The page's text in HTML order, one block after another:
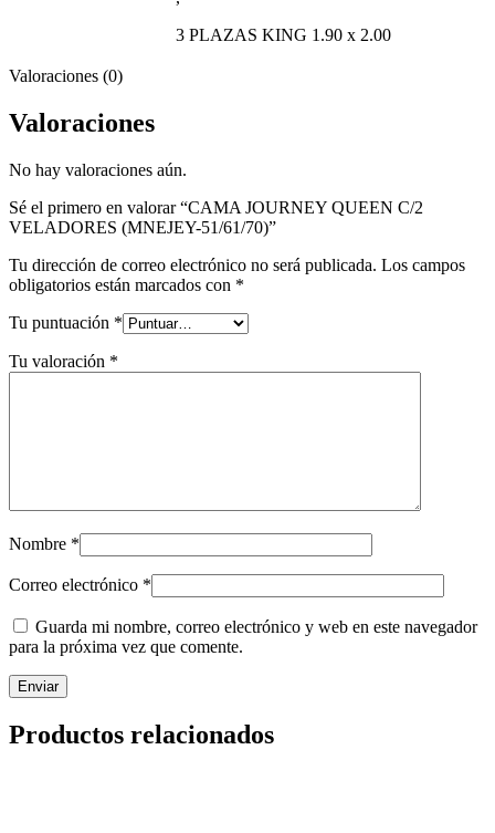
3 PLAZAS KING 1.90 x 2.00
Valoraciones (0)
Valoraciones
No hay valoraciones aún.
Sé el primero en valorar “CAMA JOURNEY QUEEN C/2
VELADORES (MNEJEY-51/61/70)”
Tu dirección de correo electrónico no será publicada. Los campos
obligatorios están marcados con *
Tu puntuación *
Tu valoración *
Nombre *
Correo electrónico *
Guarda mi nombre, correo electrónico y web en este navegador
para la próxima vez que comente.
Productos relacionados